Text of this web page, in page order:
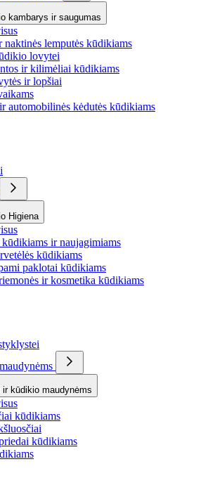
kambarys ir saugumas
lemputės kūdikiams
lovytei
ir kilimėliai kūdikiams
ir lopšiai
automobilinės kėdutės kūdikiams
Higiena
kūdikiams ir naujagimiams
kūdikiams
paklotai kūdikiams
ir kosmetika kūdikiams
ir kūdikio maudynėms
kūdikiams
kūdikiams